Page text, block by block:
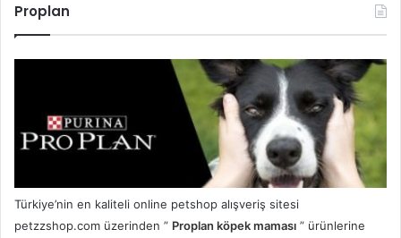
Proplan
Türkiye’nin en kaliteli online petshop alışveriş sitesi
petzzshop.com üzerinden ” Proplan köpek maması ” ürünlerine